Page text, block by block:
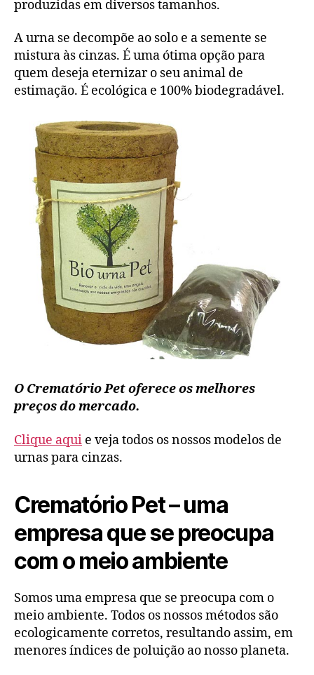
produzidas em diversos tamanhos.
A urna se decompõe ao solo e a semente se
mistura às cinzas. É uma ótima opção para
quem deseja eternizar o seu animal de
estimação. É ecológica e 100% biodegradável.
O Crematório Pet oferece os melhores
preços do mercado.
Clique aqui e veja todos os nossos modelos de
urnas para cinzas.
Crematório Pet – uma
empresa que se preocupa
com o meio ambiente
Somos uma empresa que se preocupa com o
meio ambiente. Todos os nossos métodos são
ecologicamente corretos, resultando assim, em
menores índices de poluição ao nosso planeta.